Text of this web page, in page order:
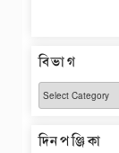
বিভাগ
বিভাগ
দিনপঞ্জিকা